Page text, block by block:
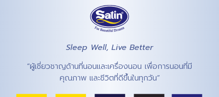
Sleep Well, Live Better
“ผู้เชี่ยวชาญด้านที่นอนและเครื่องนอน เพื่อการนอนที่มี
คุณภาพ และชีวิตที่ดีขึ้นในทุกวัน”